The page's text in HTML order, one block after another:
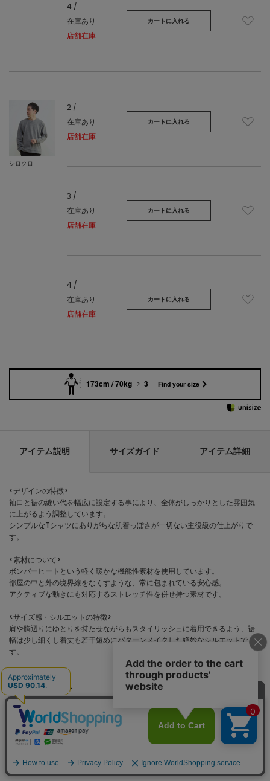
4 /
在庫あり
店舗在庫
カートに入れる
シロクロ
2 /
在庫あり
店舗在庫
カートに入れる
3 /
在庫あり
店舗在庫
カートに入れる
4 /
在庫あり
店舗在庫
カートに入れる
173cm / 70kg 3 Find your size
アイテム説明 サイズガイド アイテム詳細
<デザインの特徴>
袖口と裾の縫い代を幅広に設定する事により、全体がしっかりとした雰囲気
に上がるよう調整しています。
シンプルなTシャツにありがちな肌着っぽさが一切ない主役級の仕上がりで
す。
<素材について>
ボンバーヒートという軽く暖かな機能性素材を使用しています。
部屋の中と外の境界線をなくすような、常に包まれている安心感。
アクティブな動きにも対応するストレッチ性を併せ持つ素材です。
<サイズ感・シルエットの特徴>
肩や胸辺りにゆとりを持たせながらもスタイリッシュに着用できるよう、裾
幅は少し細くし着丈も若干短めにパターンメイクした絶妙なシルエットで
す。
＜サイズ表記＞
2＝S、3＝M、4＝L
ギフトキットについて
この商品について問い合わせする